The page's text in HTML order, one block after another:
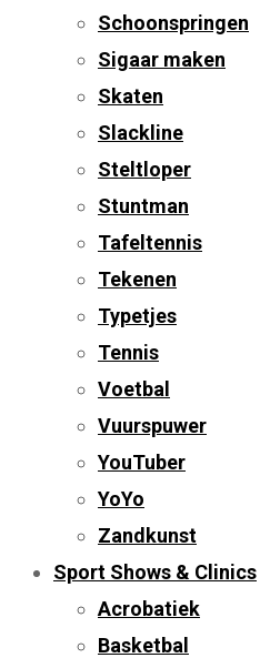
Schoonspringen
Sigaar maken
Skaten
Slackline
Steltloper
Stuntman
Tafeltennis
Tekenen
Typetjes
Tennis
Voetbal
Vuurspuwer
YouTuber
YoYo
Zandkunst
Sport Shows & Clinics
Acrobatiek
Basketbal